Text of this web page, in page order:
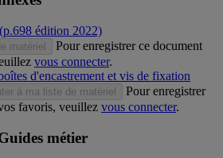
édition 2022)
matériel
Pour enregistrer ce document
vous connecter.
d'encastrement et vis de fixation
à ma liste de matériel
Pour enregistrer
favoris, veuillez vous connecter.
métier